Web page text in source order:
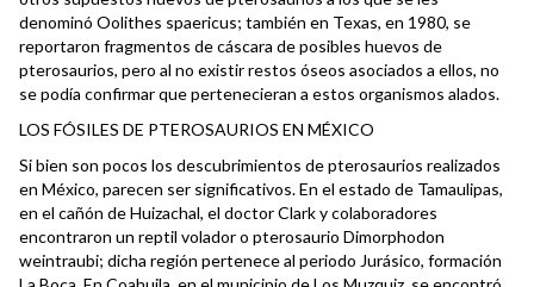
denominó Oolithes spaericus; también en Texas, en 1980, se
reportaron fragmentos de cáscara de posibles huevos de
pterosaurios, pero al no existir restos óseos asociados a ellos, no
se podía confirmar que pertenecieran a estos organismos alados.
LOS FÓSILES DE PTEROSAURIOS EN MÉXICO
Si bien son pocos los descubrimientos de pterosaurios realizados
en México, parecen ser significativos. En el estado de Tamaulipas,
en el cañón de Huizachal, el doctor Clark y colaboradores
encontraron un reptil volador o pterosaurio Dimorphodon
weintraubi; dicha región pertenece al periodo Jurásico, formación